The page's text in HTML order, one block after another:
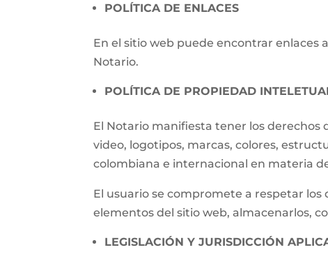
POLÍTICA DE ENLACES
En el sitio web puede encontrar enlaces
Notario.
POLÍTICA DE PROPIEDAD
El Notario manifiesta tener los
video, logotipos, marcas, colores,
colombiana e internacional en materia
El usuario se compromete a respetar
elementos del sitio web, almacenarlos,
LEGISLACIÓN Y JURISDICCIÓN